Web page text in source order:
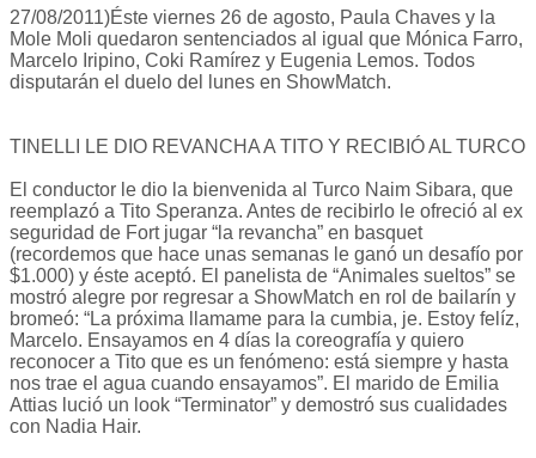
27/08/2011)Éste viernes 26 de agosto, Paula Chaves y la
Mole Moli quedaron sentenciados al igual que Mónica Farro,
Marcelo Iripino, Coki Ramírez y Eugenia Lemos. Todos
disputarán el duelo del lunes en ShowMatch.
TINELLI LE DIO REVANCHA A TITO Y RECIBIÓ AL TURCO
El conductor le dio la bienvenida al Turco Naim Sibara, que
reemplazó a Tito Speranza. Antes de recibirlo le ofreció al ex
seguridad de Fort jugar “la revancha” en basquet
(recordemos que hace unas semanas le ganó un desafío por
$1.000) y éste aceptó. El panelista de “Animales sueltos” se
mostró alegre por regresar a ShowMatch en rol de bailarín y
bromeó: “La próxima llamame para la cumbia, je. Estoy felíz,
Marcelo. Ensayamos en 4 días la coreografía y quiero
reconocer a Tito que es un fenómeno: está siempre y hasta
nos trae el agua cuando ensayamos”. El marido de Emilia
Attias lució un look “Terminator” y demostró sus cualidades
con Nadia Hair.